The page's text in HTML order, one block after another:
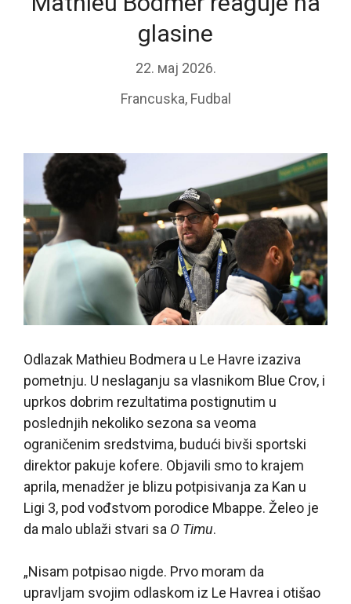
glasine
22. мај 2026.
Francuska, Fudbal
Odlazak Mathieu Bodmera u Le Havre izaziva
pometnju. U neslaganju sa vlasnikom Blue Crov, i
uprkos dobrim rezultatima postignutim u
poslednjih nekoliko sezona sa veoma
ograničenim sredstvima, budući bivši sportski
direktor pakuje kofere. Objavili smo to krajem
aprila, menadžer je blizu potpisivanja za Kan u
Ligi 3, pod vođstvom porodice Mbappe. Želeo je
da malo ublaži stvari sa O Timu.
„Nisam potpisao nigde. Prvo moram da
upravljam svojim odlaskom iz Le Havrea i otišao